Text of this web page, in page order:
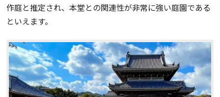
作庭と推定され、本堂との関連性が非常に強い庭園である
といえます。